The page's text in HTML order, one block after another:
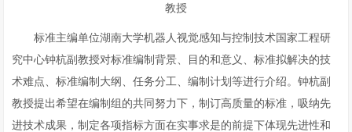
教授
标准主编单位湖南大学机器人视觉感知与控制技术国家工程研
究中心钟杭副教授对标准编制背景、目的和意义、标准拟解决的技
术难点、标准编制大纲、任务分工、编制计划等进行介绍。钟杭副
教授提出希望在编制组的共同努力下，制订高质量的标准，吸纳先
进技术成果，制定各项指标方面在实事求是的前提下体现先进性和